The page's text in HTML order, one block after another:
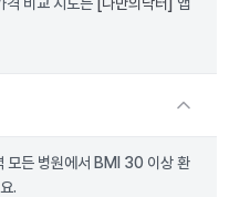
모든 병원에서 BMI 30 이상 환
.